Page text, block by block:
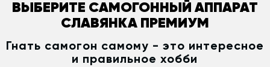
ВЫБЕРИТЕ САМОГОННЫЙ АППАРАТ
СЛАВЯНКА ПРЕМИУМ
Гнать самогон самому - это интересное
и правильное хобби